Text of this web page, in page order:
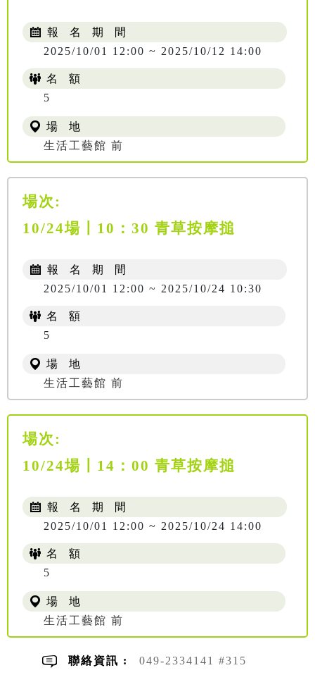
報 名 期 間
2025/10/01 12:00 ~ 2025/10/12 14:00
名 額
5
場 地
生活工藝館 前
場次:
10/24場〡10：30 青草按摩搥
報 名 期 間
2025/10/01 12:00 ~ 2025/10/24 10:30
名 額
5
場 地
生活工藝館 前
場次:
10/24場〡14：00 青草按摩搥
報 名 期 間
2025/10/01 12:00 ~ 2025/10/24 14:00
名 額
5
場 地
生活工藝館 前
聯絡資訊 : 049-2334141 #315